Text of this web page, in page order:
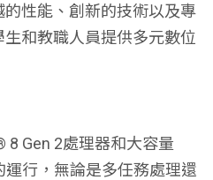
的性能、創新的技術以及專
和教職人員提供多元數位
8 Gen 2處理器和大容量
運行，無論是多任務處理還